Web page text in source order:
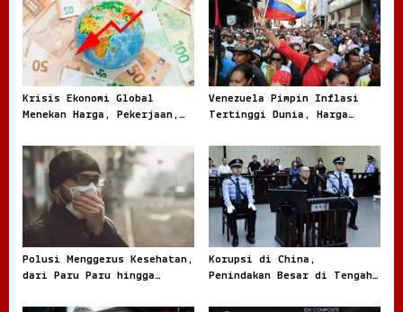
i
g
a
t
i
o
n
Krisis Ekonomi Global
Menekan Harga, Pekerjaan,
Venezuela Pimpin Inflasi
Tertinggi Dunia, Harga
Polusi Menggerus Kesehatan,
dari Paru Paru hingga
Korupsi di China,
Penindakan Besar di Tengah